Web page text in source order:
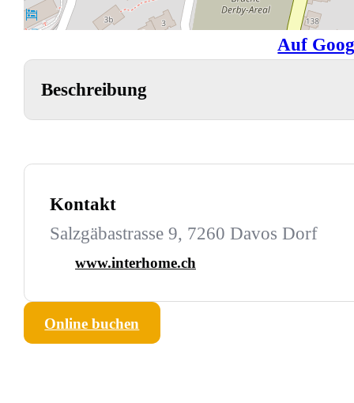
Auf
Beschreibung
Kontakt
Salzgäbastrasse 9, 7260 Davos Dorf
www.interhome.ch
Online buchen